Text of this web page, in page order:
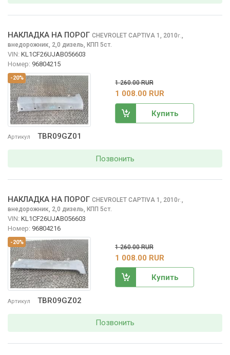
-20%
Артикул TBR09GZ01
НАКЛАДКА НА ПОРОГ CHEVROLET CAPTIVA 1, 2010г.,
внедорожник, 2,0 дизель, КПП 5ст.
VIN: KL1CF26UJAB056603
Номер: 96804215
1 260.00 RUR
1 008.00 RUR
Купить
Позвонить
-20%
Артикул TBR09GZ02
НАКЛАДКА НА ПОРОГ CHEVROLET CAPTIVA 1, 2010г.,
внедорожник, 2,0 дизель, КПП 5ст.
VIN: KL1CF26UJAB056603
Номер: 96804216
1 260.00 RUR
1 008.00 RUR
Купить
Позвонить